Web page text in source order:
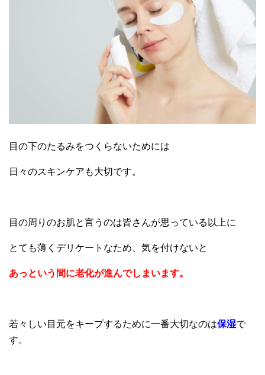
目の下のたるみをつくらないためには
日々のスキンケアも大切です。
目の周りのお肌と言うのは皆さんが思っている以上に
とても薄くデリケートなため、気を付けないと
あっという間に老化が進んでしまいます。
若々しい目元をキープするために一番大切なのは保湿で
す。